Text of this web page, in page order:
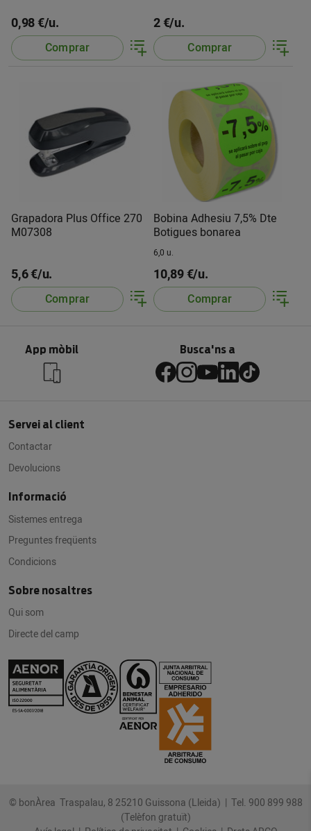
0,98 €/u.
Comprar
2 €/u.
Comprar
Grapadora Plus Office 270
M07308
5,6 €/u.
Comprar
Bobina Adhesiu 7,5% Dte
Botigues bonarea
6,0 u.
10,89 €/u.
Comprar
App mòbil Busca'ns a
Servei al client
Contactar
Devolucions
Informació
Sistemes entrega
Preguntes freqüents
Condicions
Sobre nosaltres
Qui som
Directe del camp
© bonÀrea Traspalau, 8 25210 Guissona (Lleida) | Tel. 900 899 988
(Telèfon gratuït)